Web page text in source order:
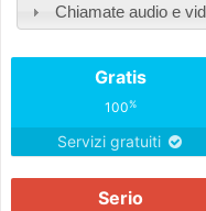
Chiamate audio e
Gratis
100%
Servizi gratuiti
Serio